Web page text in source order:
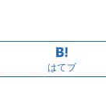
はてブ